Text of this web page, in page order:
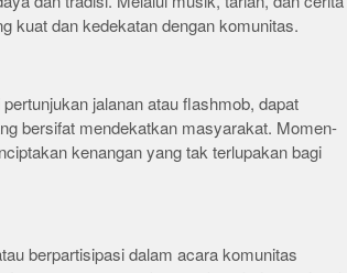
kuat dan kedekatan dengan komunitas.
jalanan atau flashmob, dapat
bersifat mendekatkan masyarakat. Momen-
kenangan yang tak terlupakan bagi
berpartisipasi dalam acara komunitas